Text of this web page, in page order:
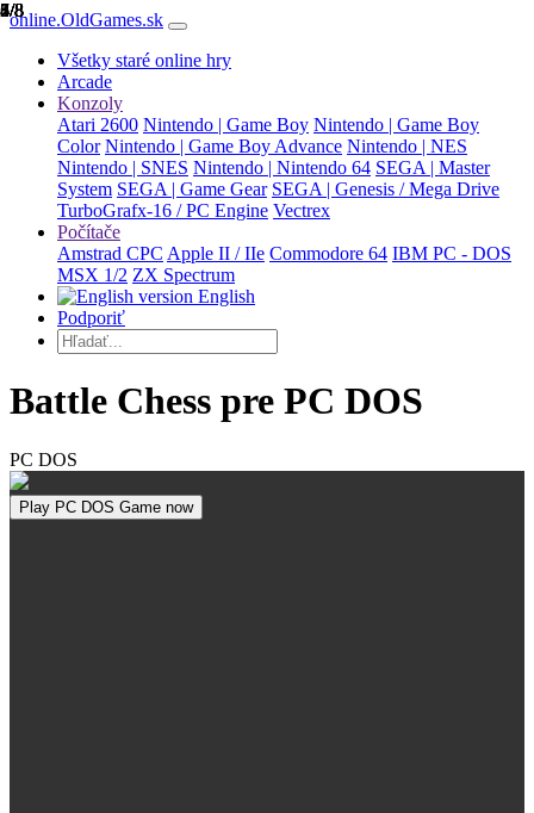
online.OldGames.sk
Všetky staré online hry
Arcade
Konzoly
Atari 2600 Nintendo | Game Boy Nintendo | Game Boy
Color Nintendo | Game Boy Advance Nintendo | NES
Nintendo | SNES Nintendo | Nintendo 64 SEGA | Master
System SEGA | Game Gear SEGA | Genesis / Mega Drive
TurboGrafx-16 / PC Engine Vectrex
Počítače
Amstrad CPC Apple II / IIe Commodore 64 IBM PC - DOS
MSX 1/2 ZX Spectrum
English
Podporiť
Battle Chess pre PC DOS
PC DOS
Play PC DOS Game now
1/8
2/8
3/8
4/8
5/8
6/8
7/8
8/8